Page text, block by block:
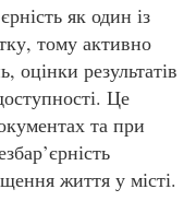
як один із
тому активно
оцінки результатів
Це
та при
життя у місті.